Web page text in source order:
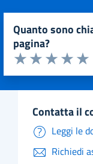
quanto sono chiare le informazioni su questa
pagina?
Valuta da 1 a 5 stelle la
Valuta
Valuta 3
Valuta 2 stelle
Valuta 1 stelle su 5
contatta il
Leggi le
Richiedi